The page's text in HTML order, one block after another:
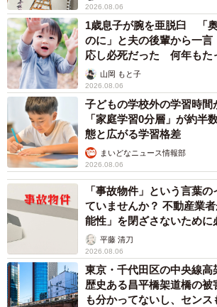
リットルさんの商業本『同人誌即売会の創り方』
しょうへい）さん提供
■リットル（丸岡しょうへい）さんのX
→ https://x.com/999cc
2026.08.06
1歳息子が腕を亜脱臼 「
のに」と夫の後輩から一
応し必死だった 何年もた
出し…山岡 もと子
2026.08.06
子どもの学校外の学習時
「家庭学習0分層」が約半
態と広がる学習格差
まいどなニュース情報部
2026.08.06
「事故物件」という言葉
ていませんか？ 不動産業
能性」を閉ざさないために
平藤 清刀
2026.08.06
東京・千代田区の中央線
歴史ある昌平橋架道橋の
も分かってないし、セン